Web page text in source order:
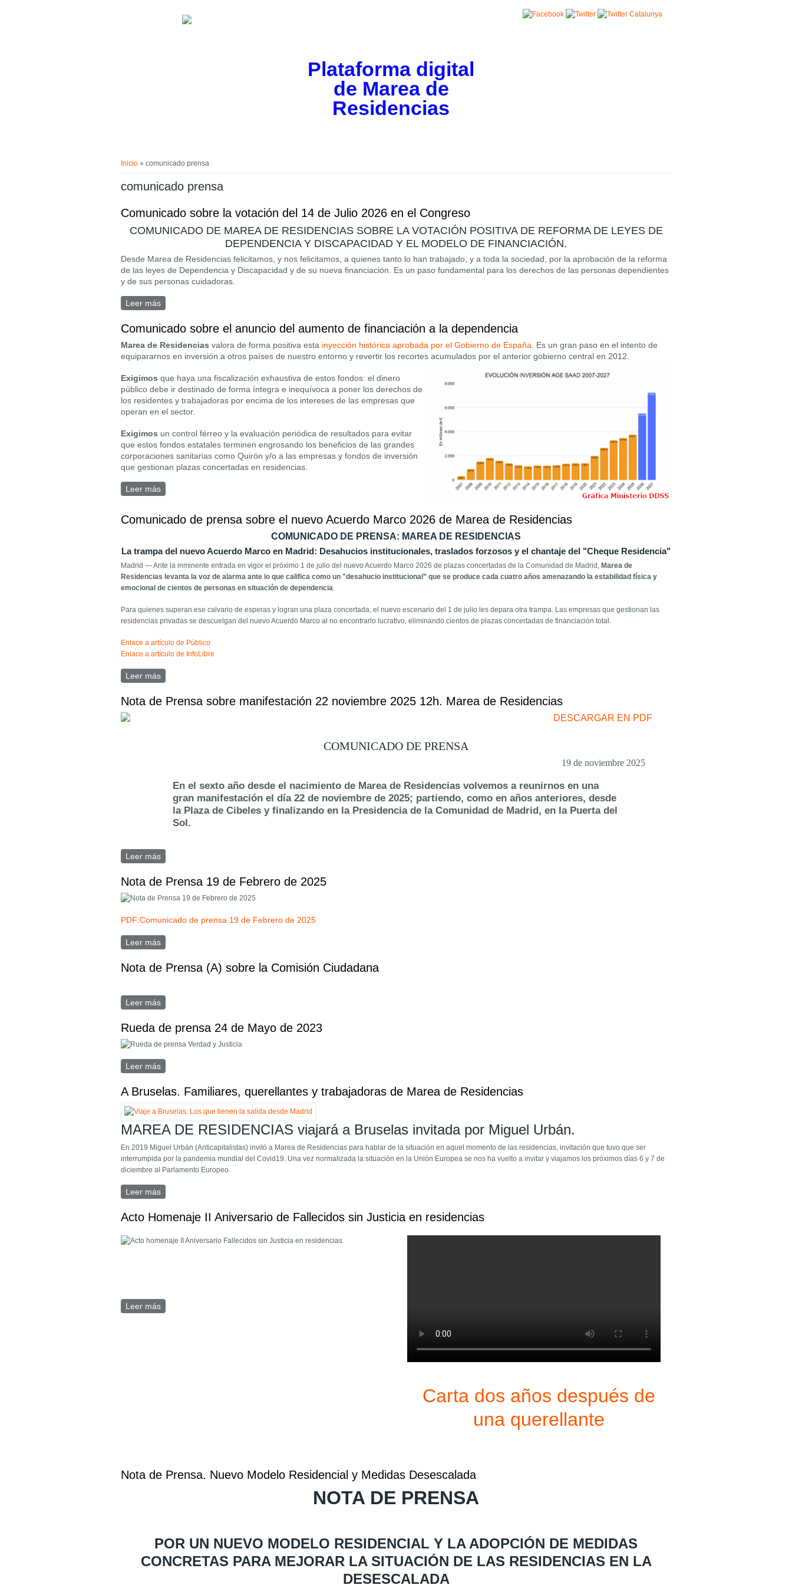
Plataforma digital
de Marea de
Residencias
Inicio » comunicado prensa
comunicado prensa
Comunicado sobre la votación del 14 de Julio 2026 en el Congreso
COMUNICADO DE MAREA DE RESIDENCIAS SOBRE LA VOTACIÓN POSITIVA DE REFORMA DE LEYES DE
DEPENDENCIA Y DISCAPACIDAD Y EL MODELO DE FINANCIACIÓN.
Desde Marea de Residencias felicitamos, y nos felicitamos, a quienes tanto lo han trabajado, y a toda la sociedad, por la aprobación de la reforma
de las leyes de Dependencia y Discapacidad y de su nueva financiación. Es un paso fundamental para los derechos de las personas dependientes
y de sus personas cuidadoras.
Leer más
Comunicado sobre el anuncio del aumento de financiación a la dependencia
Marea de Residencias valora de forma positiva esta inyección histórica aprobada por el Gobierno de España. Es un gran paso en el intento de
equipararnos en inversión a otros países de nuestro entorno y revertir los recortes acumulados por el anterior gobierno central en 2012.
Exigimos que haya una fiscalización exhaustiva de estos fondos: el dinero
público debe ir destinado de forma íntegra e inequívoca a poner los derechos de
los residentes y trabajadoras por encima de los intereses de las empresas que
operan en el sector.
Exigimos un control férreo y la evaluación periódica de resultados para evitar
que estos fondos estatales terminen engrosando los beneficios de las grandes
corporaciones sanitarias como Quirón y/o a las empresas y fondos de inversión
que gestionan plazas concertadas en residencias.
Leer más sobre Comunicado sobre el anuncio del aumento de financiación a la dependencia
Comunicado de prensa sobre el nuevo Acuerdo Marco 2026 de Marea de Residencias
COMUNICADO DE PRENSA: MAREA DE RESIDENCIAS
La trampa del nuevo Acuerdo Marco en Madrid: Desahucios institucionales, traslados forzosos y el chantaje del "Cheque Residencia"
Madrid — Ante la inminente entrada en vigor el próximo 1 de julio del nuevo Acuerdo Marco 2026 de plazas concertadas de la Comunidad de Madrid, Marea de
Residencias levanta la voz de alarma ante lo que califica como un "desahucio institucional” que se produce cada cuatro años amenazando la estabilidad física y
emocional de cientos de personas en situación de dependencia.
Para quienes superan ese calvario de esperas y logran una plaza concertada, el nuevo escenario del 1 de julio les depara otra trampa. Las empresas que gestionan las
residencias privadas se descuelgan del nuevo Acuerdo Marco al no encontrarlo lucrativo, eliminando cientos de plazas concertadas de financiación total.
Enlace a artículo de Público
Enlace a artículo de InfoLibre
Leer más
Nota de Prensa sobre manifestación 22 noviembre 2025 12h. Marea de Residencias
DESCARGAR EN PDF
COMUNICADO DE PRENSA
19 de noviembre 2025
En el sexto año desde el nacimiento de Marea de Residencias volvemos a reunirnos en una
gran manifestación el día 22 de noviembre de 2025; partiendo, como en años anteriores, desde
la Plaza de Cibeles y finalizando en la Presidencia de la Comunidad de Madrid, en la Puerta del
Sol.
Leer más
Nota de Prensa 19 de Febrero de 2025
PDF:Comunicado de prensa 19 de Febrero de 2025
Leer más
Nota de Prensa (A) sobre la Comisión Ciudadana
Leer más
Rueda de prensa 24 de Mayo de 2023
Leer más
A Bruselas. Familiares, querellantes y trabajadoras de Marea de Residencias
MAREA DE RESIDENCIAS viajará a Bruselas invitada por Miguel Urbán.
En 2019 Miguel Urbán (Anticapitalistas) invitó a Marea de Residencias para hablar de la situación en aquel momento de las residencias, invitación que tuvo que ser
interrumpida por la pandemia mundial del Covid19. Una vez normalizada la situación en la Unión Europea se nos ha vuelto a invitar y viajamos los próximos días 6 y 7 de
diciembre al Parlamento Europeo.
Leer más
Acto Homenaje II Aniversario de Fallecidos sin Justicia en residencias
Carta dos años después de
una querellante
Leer más
Nota de Prensa. Nuevo Modelo Residencial y Medidas Desescalada
NOTA DE PRENSA
POR UN NUEVO MODELO RESIDENCIAL Y LA ADOPCIÓN DE MEDIDAS
CONCRETAS PARA MEJORAR LA SITUACIÓN DE LAS RESIDENCIAS EN LA
DESESCALADA